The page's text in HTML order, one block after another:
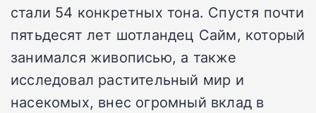
стали 54 конкретных тона. Спустя почти
пятьдесят лет шотландец Сайм, который
занимался живописью, а также
исследовал растительный мир и
насекомых, внес огромный вклад в